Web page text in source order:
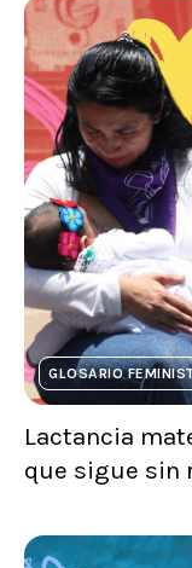
GLOSARIO
Lactancia
que sigue sin